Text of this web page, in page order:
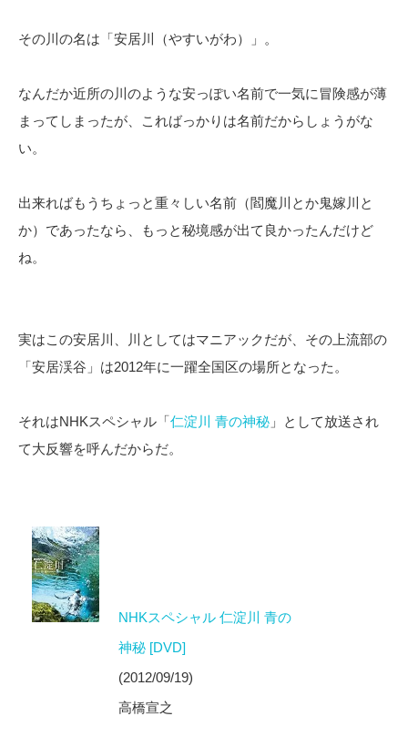
その川の名は「安居川（やすいがわ）」。
なんだか近所の川のような安っぽい名前で一気に冒険感が薄
まってしまったが、こればっかりは名前だからしょうがな
い。
出来ればもうちょっと重々しい名前（閻魔川とか鬼嫁川と
か）であったなら、もっと秘境感が出て良かったんだけど
ね。
実はこの安居川、川としてはマニアックだが、その上流部の
「安居渓谷」は2012年に一躍全国区の場所となった。
それはNHKスペシャル「仁淀川 青の神秘 」として放送され
て大反響を呼んだからだ。
NHKスペシャル 仁淀川 青の
神秘 [DVD]
(2012/09/19)
高橋宣之